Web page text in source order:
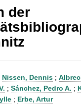
der
Nissen, Dennis ;
; Sánchez, Pedro A. ;
; Erbe, Artur